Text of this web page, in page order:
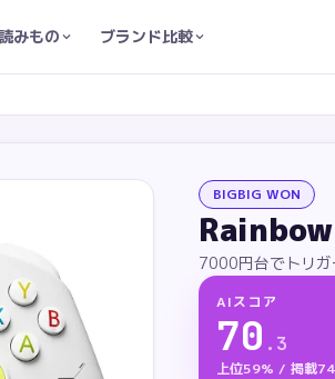
読みもの ブランド比較
BIGBIG WON
7000円台でトリ
AIスコア
70 . 3
上位59% / 掲載